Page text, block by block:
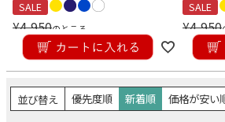
SALE
¥4,950のところ
3,960税込
SALE
¥4,950
並び替え 優先度順 新着順 価格が安い
在庫なし商品
在庫なし商品を表示
価格